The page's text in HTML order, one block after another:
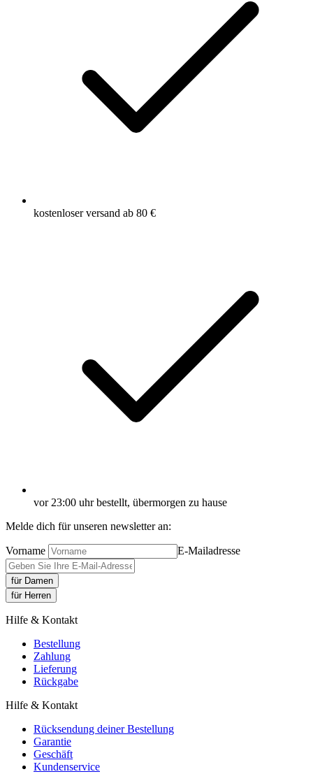
kostenloser versand ab 80 €
vor 23:00 uhr bestellt, übermorgen zu hause
Melde dich für unseren newsletter an:
Vorname E-Mailadresse
für Damen
für Herren
Hilfe & Kontakt
Bestellung
Zahlung
Lieferung
Rückgabe
Hilfe & Kontakt
Rücksendung deiner Bestellung
Garantie
Geschäft
Kundenservice